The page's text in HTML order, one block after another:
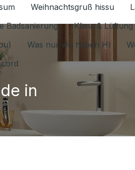
Datenschutz 1.6.2026
Weihnachtsgruß hissu
Badsanierung
Klima &
Was nur wir haben HI
in